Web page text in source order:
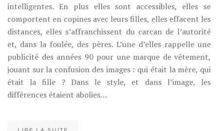
intelligentes. En plus elles sont accessibles, elles se
comportent en copines avec leurs filles, elles effacent les
distances, elles s’affranchissent du carcan de l’autorité
et, dans la foulée, des pères. L’une d’elles rappelle une
publicité des années 90 pour une marque de vêtement,
jouant sur la confusion des images : qui était la mère, qui
était la fille ? Dans le style, et dans l’image, les
différences étaient abolies…